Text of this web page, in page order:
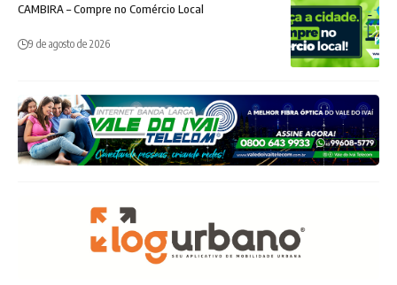
CAMBIRA – Compre no Comércio Local
9 de agosto de 2026